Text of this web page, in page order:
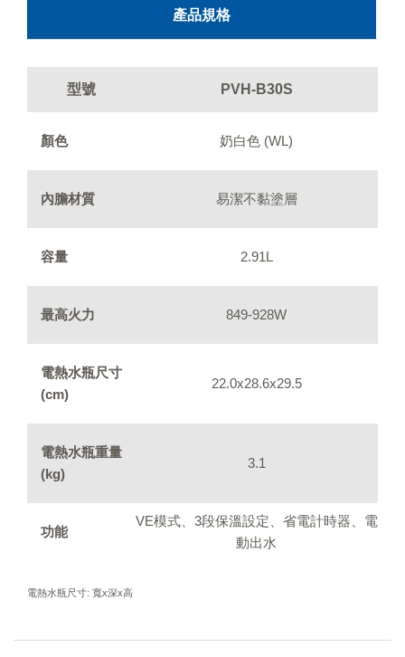
產品規格
型號 PVH-B30S
顏色 奶白色 (WL)
內膽材質 易潔不黏塗層
容量 2.91L
最高火力 849-928W
電熱水瓶尺寸
(cm)
22.0x28.6x29.5
電熱水瓶重量
(kg)
3.1
功能
VE模式、3段保溫設定、省電計時器、電
動出水
電熱水瓶尺寸: 寬x深x高